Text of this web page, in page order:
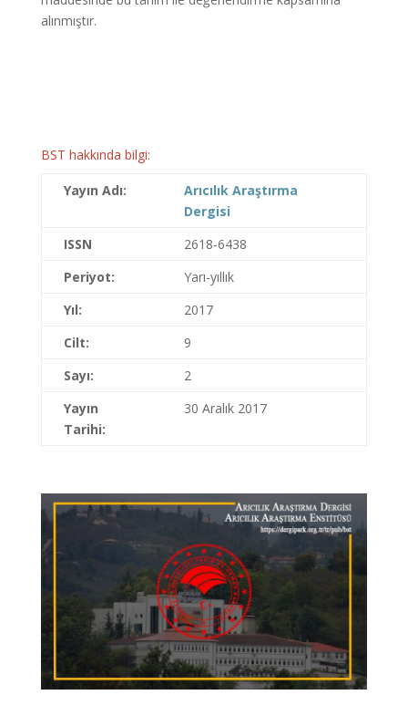
alınmıştır.
BST hakkında bilgi:
Yayın Adı:
Arıcılık Araştırma
Dergisi
ISSN
2618-6438
Periyot:
Yarı-yıllık
Yıl:
2017
Cilt:
9
Sayı:
2
Yayın
Tarihi:
30 Aralık 2017